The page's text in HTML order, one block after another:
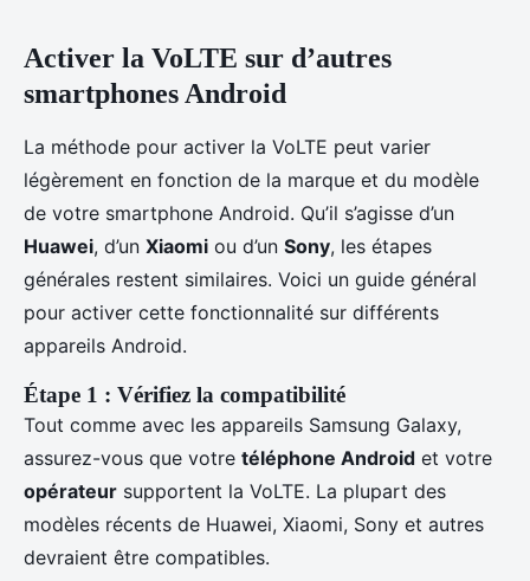
Activer la VoLTE sur d’autres
smartphones Android
La méthode pour activer la VoLTE peut varier
légèrement en fonction de la marque et du modèle
de votre smartphone Android. Qu’il s’agisse d’un
Huawei, d’un Xiaomi ou d’un Sony, les étapes
générales restent similaires. Voici un guide général
pour activer cette fonctionnalité sur différents
appareils Android.
Étape 1 : Vérifiez la compatibilité
Tout comme avec les appareils Samsung Galaxy,
assurez-vous que votre téléphone Android et votre
opérateur supportent la VoLTE. La plupart des
modèles récents de Huawei, Xiaomi, Sony et autres
devraient être compatibles.